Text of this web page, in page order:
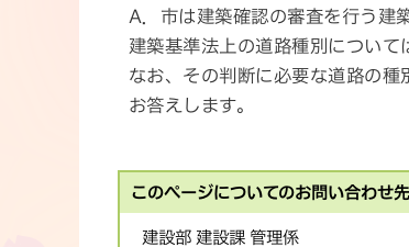
A．市は建築確認の審査を行う建
建築基準法上の道路種別について
なお、その判断に必要な道路の
お答えします。
このページについてのお問い合わせ先
建設部 建設課 管理係